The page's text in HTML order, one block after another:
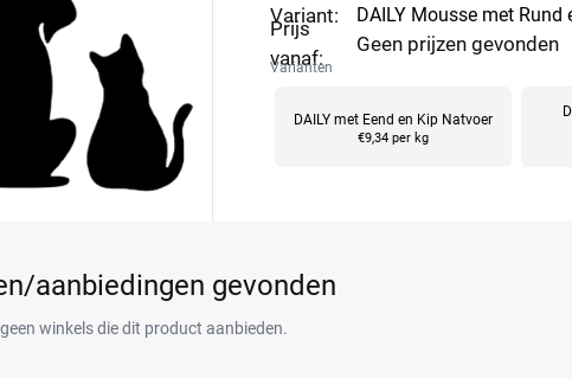
Variant:
Prijs
vanaf:
DAILY Mousse met Rund
Geen prijzen gevonden
Varianten
DAILY met Eend en Kip Natvoer
€9,34 per kg
aanbiedingen gevonden
winkels die dit product aanbieden.